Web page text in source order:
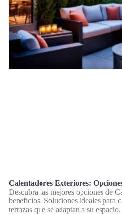
Calentadores Exteriores:
Descubra las mejores opciones de
beneficios. Soluciones ideales para
terrazas que se adaptan a su espacio.